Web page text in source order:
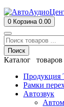
0 Корзина 0.00
Поиск
Каталог товаров
Продукция
Рамки
Автозвук